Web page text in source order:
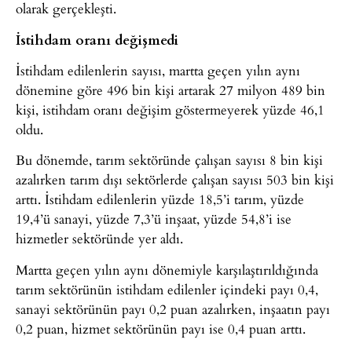
olarak gerçekleşti.
İstihdam oranı değişmedi
İstihdam edilenlerin sayısı, martta geçen yılın aynı
dönemine göre 496 bin kişi artarak 27 milyon 489 bin
kişi, istihdam oranı değişim göstermeyerek yüzde 46,1
oldu.
Bu dönemde, tarım sektöründe çalışan sayısı 8 bin kişi
azalırken tarım dışı sektörlerde çalışan sayısı 503 bin kişi
arttı. İstihdam edilenlerin yüzde 18,5’i tarım, yüzde
19,4’ü sanayi, yüzde 7,3’ü inşaat, yüzde 54,8’i ise
hizmetler sektöründe yer aldı.
Martta geçen yılın aynı dönemiyle karşılaştırıldığında
tarım sektörünün istihdam edilenler içindeki payı 0,4,
sanayi sektörünün payı 0,2 puan azalırken, inşaatın payı
0,2 puan, hizmet sektörünün payı ise 0,4 puan arttı.